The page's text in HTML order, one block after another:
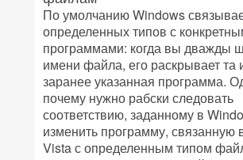
По умолчанию Windows
определенных типов с
программами: когда вы дважды
имени файла, его раскрывает та
заранее указанная программа.
почему нужно рабски следовать
соответствию, заданному в
изменить программу, связанную
Vista с определенным типом